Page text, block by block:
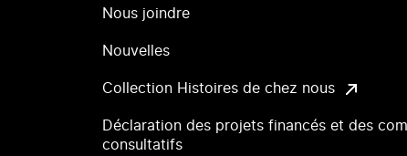
Nous joindre
Nouvelles
Collection Histoires de chez nous
Déclaration des projets financés et des
consultatifs